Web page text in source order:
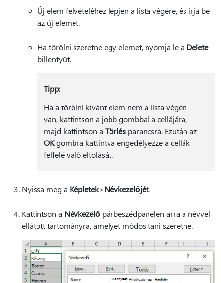
Új elem felvételéhez lépjen a lista végére, és írja be
az új elemet.
Ha törölni szeretne egy elemet, nyomja le a Delete
billentyűt.
Tipp:
Ha a törölni kívánt elem nem a lista végén
van, kattintson a jobb gombbal a cellájára,
majd kattintson a Törlésparancsra. Ezután az
OKgombra kattintva engedélyezze a cellák
felfelé való eltolását.
Nyissa meg a Képletek>Névkezelőjét.
Kattintson a Névkezelő párbeszédpanelen arra a névvel
ellátott tartományra, amelyet módosítani szeretne.